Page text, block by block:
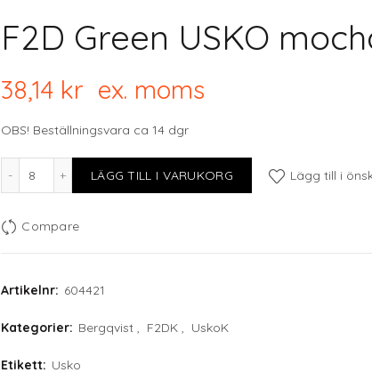
F2D Green USKO
38,14 kr ex. moms
OBS! Beställningsvara ca 14 dgr
F2D Green USKO mocha saucer D12cm mängd
LÄGG TILL I VARUKORG Lägg till i
Compare
Artikelnr: 604421
Kategorier: Bergqvist , F2DK , UskoK
Etikett: Usko